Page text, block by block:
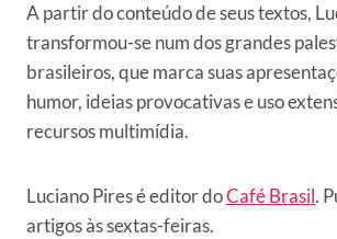
A partir do conteúdo de seus textos,
transformou-se num dos grandes
brasileiros, que marca suas
humor, ideias provocativas e uso
recursos multimídia.
Luciano Pires é editor doCafé Brasil.
artigos às sextas-feiras.